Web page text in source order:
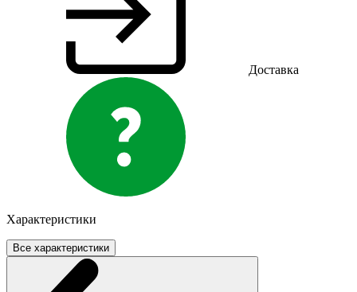
Доставка
Характеристики
Все характеристики